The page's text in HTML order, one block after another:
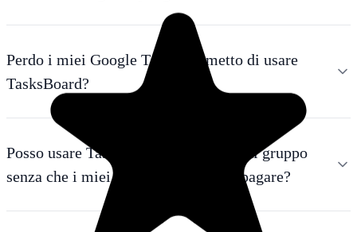
Perdo i miei Google Tasks se smetto di usare
TasksBoard?
Posso usare TasksBoard per progetti di gruppo
senza che i miei compagni debbano pagare?